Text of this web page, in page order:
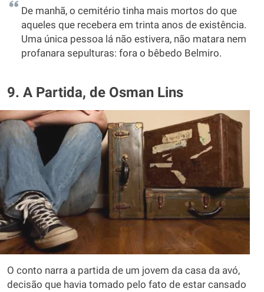
De manhã, o cemitério tinha mais mortos do que
aqueles que recebera em trinta anos de existência.
Uma única pessoa lá não estivera, não matara nem
profanara sepulturas: fora o bêbedo Belmiro.
9. A Partida, de Osman Lins
O conto narra a partida de um jovem da casa da avó,
decisão que havia tomado pelo fato de estar cansado